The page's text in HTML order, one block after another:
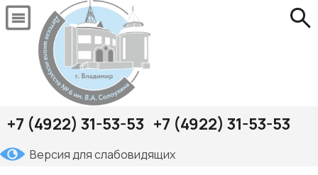
+7 (4922) 31-53-53 +7 (4922) 31-53-53
Версия для слабовидящих